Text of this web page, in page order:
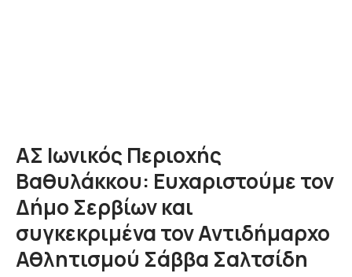
ΑΣ Ιωνικός Περιοχής
Βαθυλάκκου: Ευχαριστούμε τον
Δήμο Σερβίων και
συγκεκριμένα τον Αντιδήμαρχο
Αθλητισμού Σάββα Σαλτσίδη